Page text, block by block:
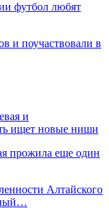
футбол любят
и поучаствовали в
и
ищет новые ниши
прожила еще один
Алтайского